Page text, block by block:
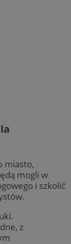
miasto,
mogli w
i szkolić
z